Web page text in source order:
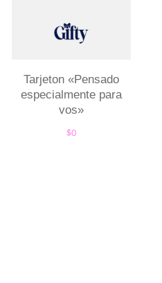
Tarjeton «Pensado
especialmente para
vos»
$0